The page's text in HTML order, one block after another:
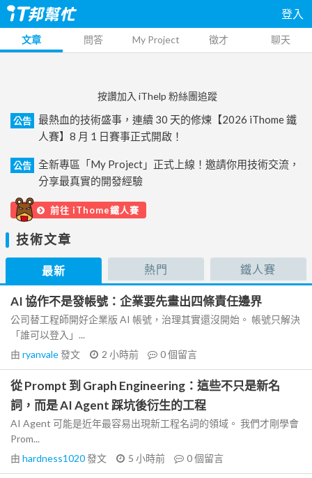
登入
文章 問答 My Project 徵才 聊天
按讚加入 iThelp 粉絲團追蹤
公告
最熱血的技術盛事，連續 30 天的修煉【2026 iThome 鐵
人賽】8 月 1 日賽事正式開啟！
公告
全新專區「My Project」正式上線！邀請你用技術交流，
分享最真實的開發經驗
前往 iThome鐵人賽
技術文章
最新 熱門 鐵人賽
AI 協作不是發帳號：企業要先畫出四條責任邊界
公司替工程師開好企業版 AI 帳號，治理其實還沒開始。 帳號只解決
「誰可以登入」...
由 ryanvale發文 2 小時前 0個留言
從 Prompt 到 Graph Engineering：這些不只是新名
詞，而是 AI Agent 踩坑後衍生的工程
AI Agent 可能是近年最容易出現新工程名詞的領域。 我們才剛學會
Prom...
由 hardness1020發文 5 小時前 0個留言